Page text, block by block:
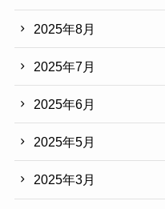
2025年8月
2025年7月
2025年6月
2025年5月
2025年3月